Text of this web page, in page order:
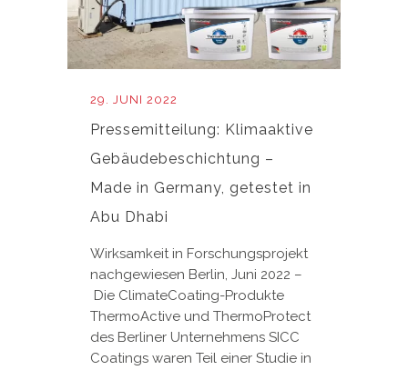
29. JUNI 2022
Pressemitteilung: Klimaaktive
Gebäudebeschichtung –
Made in Germany, getestet in
Abu Dhabi
Wirksamkeit in Forschungsprojekt
nachgewiesen Berlin, Juni 2022 –
Die ClimateCoating-Produkte
ThermoActive und ThermoProtect
des Berliner Unternehmens SICC
Coatings waren Teil einer Studie in